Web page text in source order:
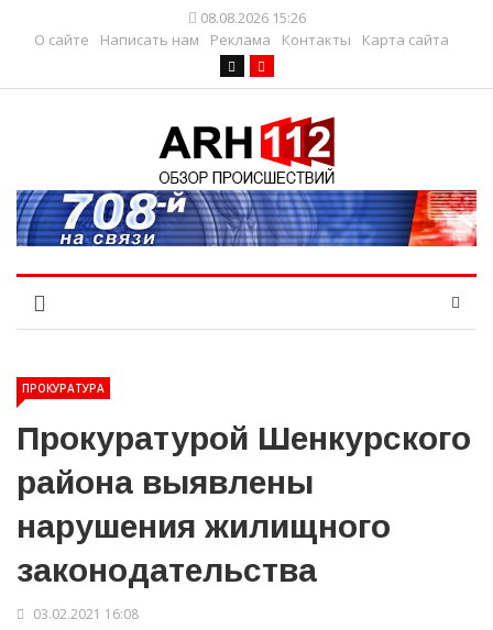
08.08.2026 15:26
О сайте
Написать нам Реклама Контакты Карта сайта
ПРОКУРАТУРА
Прокуратурой Шенкурского
района выявлены
нарушения жилищного
законодательства
03.02.2021 16:08